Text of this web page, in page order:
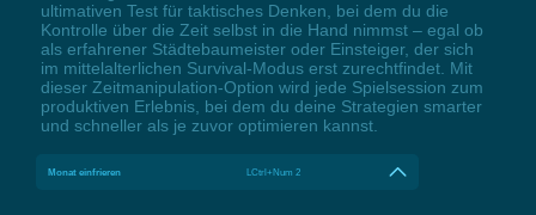
ultimativen Test für taktisches Denken, bei dem du die
Kontrolle über die Zeit selbst in die Hand nimmst – egal ob
als erfahrener Städtebaumeister oder Einsteiger, der sich
im mittelalterlichen Survival-Modus erst zurechtfindet. Mit
dieser Zeitmanipulation-Option wird jede Spielsession zum
produktiven Erlebnis, bei dem du deine Strategien smarter
und schneller als je zuvor optimieren kannst.
Monat einfrieren LCtrl+Num 2